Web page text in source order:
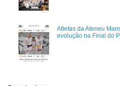
Atletas da Ateneu
evolução na Final do